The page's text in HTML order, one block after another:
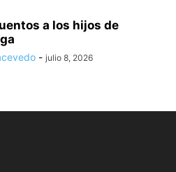
a los hijos de
- julio 8, 2026